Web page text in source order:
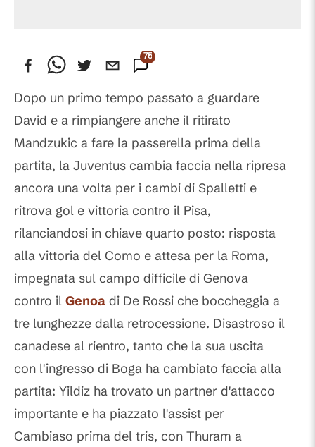
75
Dopo un primo tempo passato a guardare
David e a rimpiangere anche il ritirato
Mandzukic a fare la passerella prima della
partita, la Juventus cambia faccia nella ripresa
ancora una volta per i cambi di Spalletti e
ritrova gol e vittoria contro il Pisa,
rilanciandosi in chiave quarto posto: risposta
alla vittoria del Como e attesa per la Roma,
impegnata sul campo difficile di Genova
contro il Genoa di De Rossi che boccheggia a
tre lunghezze dalla retrocessione. Disastroso il
canadese al rientro, tanto che la sua uscita
con l'ingresso di Boga ha cambiato faccia alla
partita: Yildiz ha trovato un partner d'attacco
importante e ha piazzato l'assist per
Cambiaso prima del tris, con Thuram a